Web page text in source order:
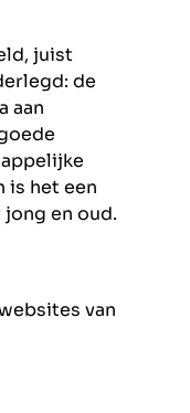
juist
de
aan
is het een
en oud.
van